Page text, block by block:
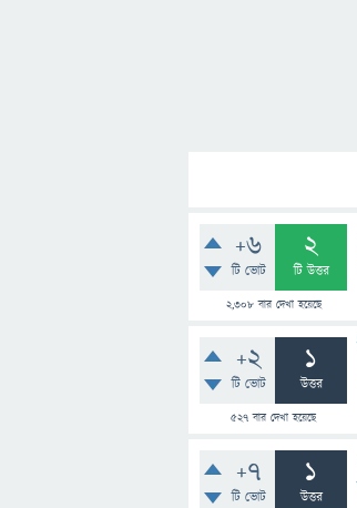
+6
টি ভোট
2
টি উত্তর
2,308বার দেখা হয়েছে
+2
টি ভোট
1
উত্তর
527 বার দেখা হয়েছে
+7
টি ভোট
1
উত্তর